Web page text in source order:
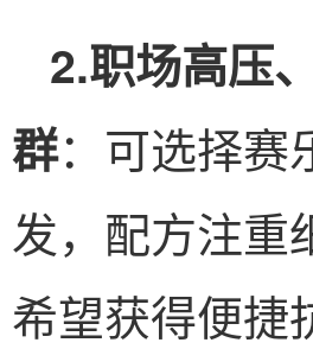
2.职场高压
群：可选择赛
发，配方注重
希望获得便捷